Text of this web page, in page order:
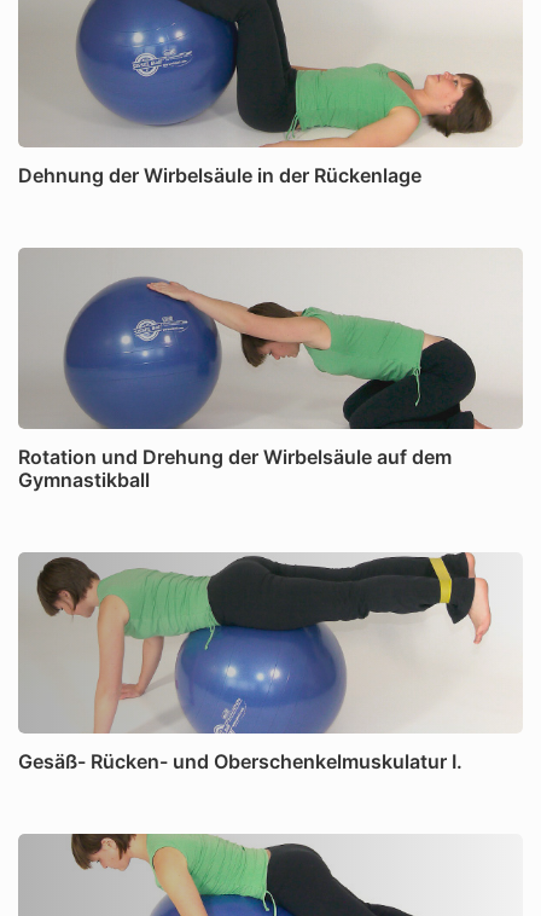
Dehnung der Wirbelsäule in der Rückenlage
Rotation und Drehung der Wirbelsäule auf dem
Gymnastikball
Gesäß- Rücken- und Oberschenkelmuskulatur I.